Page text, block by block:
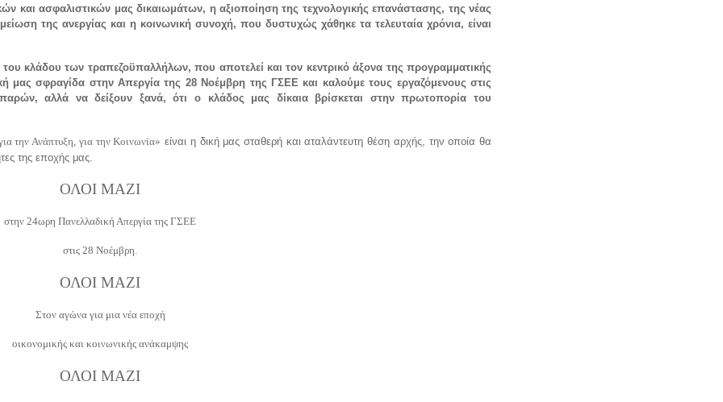
και ασφαλιστικών μας δικαιωμάτων, η αξιοποίηση της τεχνολογικής επανάστασης, της νέας
της ανεργίας και η κοινωνική συνοχή, που δυστυχώς χάθηκε τα τελευταία χρόνια, είναι
κλάδου των τραπεζοϋπαλλήλων, που αποτελεί και τον κεντρικό άξονα της προγραμματικής
μας σφραγίδα στην Απεργία της 28 Νοέμβρη της ΓΣΕΕ και καλούμε τους εργαζόμενους στις
αλλά να δείξουν ξανά, ότι ο κλάδος μας δίκαια βρίσκεται στην πρωτοπορία του
Ανάπτυξη, για την Κοινωνία» είναι η δική μας σταθερή και αταλάντευτη θέση αρχής, την οποία θα
της εποχής μας.
ΟΛΟΙ ΜΑΖΙ
στην 24ωρη Πανελλαδική Απεργία της ΓΣΕΕ
στις 28 Νοέμβρη.
ΟΛΟΙ ΜΑΖΙ
Στον αγώνα για μια νέα εποχή
οικονομικής και κοινωνικής ανάκαμψης
ΟΛΟΙ ΜΑΖΙ